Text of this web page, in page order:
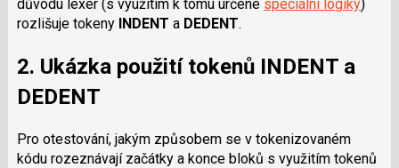
důvodu lexer (s využitím k tomu určené speciální logiky)
rozlišuje tokeny INDENT a DEDENT.
2. Ukázka použití tokenů INDENTa
DEDENT
Pro otestování, jakým způsobem se v tokenizovaném
kódu rozeznávají začátky a konce bloků s využitím tokenů